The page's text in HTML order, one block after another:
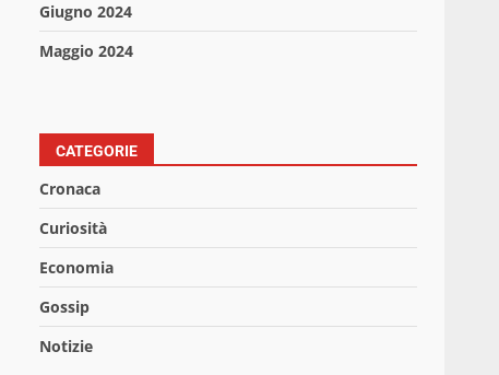
Giugno 2024
Maggio 2024
CATEGORIE
Cronaca
Curiosità
Economia
Gossip
Notizie